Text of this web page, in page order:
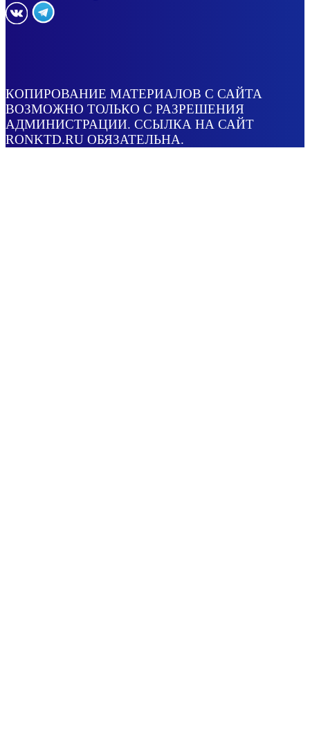
КОПИРОВАНИЕ МАТЕРИАЛОВ С САЙТА
ВОЗМОЖНО ТОЛЬКО С РАЗРЕШЕНИЯ
АДМИНИСТРАЦИИ. ССЫЛКА НА САЙТ
RONKTD.RU ОБЯЗАТЕЛЬНА.